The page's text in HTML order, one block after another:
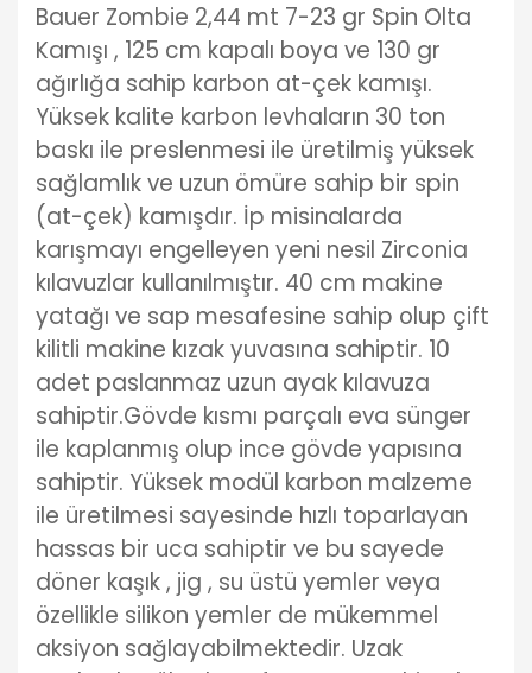
Bauer Zombie 2,44 mt 7-23 gr Spin Olta
Kamışı , 125 cm kapalı boya ve 130 gr
ağırlığa sahip karbon at-çek kamışı.
Yüksek kalite karbon levhaların 30 ton
baskı ile preslenmesi ile üretilmiş yüksek
sağlamlık ve uzun ömüre sahip bir spin
(at-çek) kamışdır. İp misinalarda
karışmayı engelleyen yeni nesil Zirconia
kılavuzlar kullanılmıştır. 40 cm makine
yatağı ve sap mesafesine sahip olup çift
kilitli makine kızak yuvasına sahiptir. 10
adet paslanmaz uzun ayak kılavuza
sahiptir.Gövde kısmı parçalı eva sünger
ile kaplanmış olup ince gövde yapısına
sahiptir. Yüksek modül karbon malzeme
ile üretilmesi sayesinde hızlı toparlayan
hassas bir uca sahiptir ve bu sayede
döner kaşık , jig , su üstü yemler veya
özellikle silikon yemler de mükemmel
aksiyon sağlayabilmektedir. Uzak